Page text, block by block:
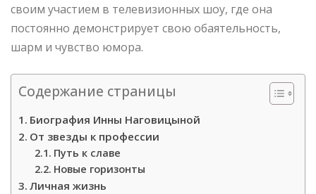
своим участием в телевизионных шоу, где она
постоянно демонстрирует свою обаятельность,
шарм и чувство юмора.
Содержание страницы
Биография Инны Наговицыной
От звезды к профессии
Путь к славе
Новые горизонты
Личная жизнь